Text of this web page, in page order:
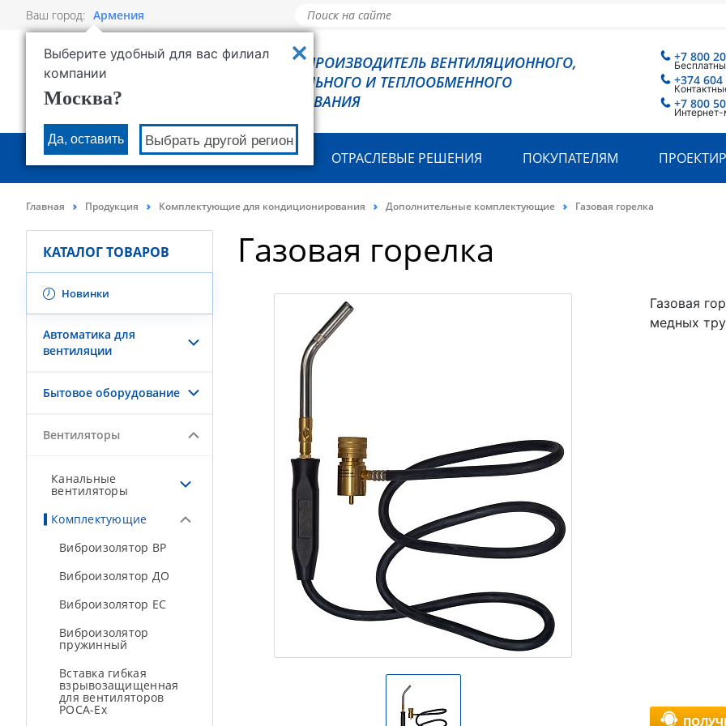
Ваш город: Армения
Выберите удобный для вас филиал
компании
Москва?
Да, оставить Выбрать другой регион
РОВЕН - ПРОИЗВОДИТЕЛЬ ВЕНТИЛЯЦИОННОГО,
ХОЛОДИЛЬНОГО И ТЕПЛООБМЕННОГО
ОБОРУДОВАНИЯ
+7 800
+7 800
Интернет-
+374
О КОМПАНИИ ПРОДУКЦИЯ ОТРАСЛЕВЫЕ РЕШЕНИЯ ПОКУПАТЕЛЯМ
Главная Продукция Комплектующие для кондиционирования Дополнительные комплектующие Газовая горелка
КАТАЛОГ ТОВАРОВ
Новинки
Автоматика для
вентиляции
Бытовое оборудование
Вентиляторы
Канальные
вентиляторы
Комплектующие
Виброизолятор ВР
Виброизолятор ДО
Виброизолятор ЕС
Виброизолятор
пружинный
Вставка гибкая
взрывозащищенная
для вентиляторов
РОСА-Ex
Газовая горелка
Газовая
медных